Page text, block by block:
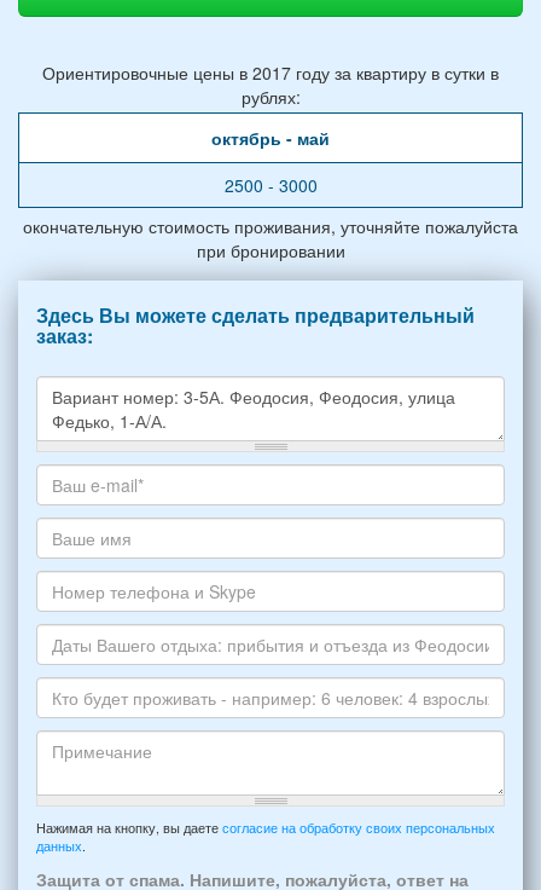
Ориентировочные цены в 2017 году за квартиру в сутки в
рублях:
октябрь - май
2500 - 3000
окончательную стоимость проживания, уточняйте пожалуйста
при бронировании
Здесь Вы можете сделать предварительный
заказ:
Какое
жилье
хотите
снять,
укажите
пожалуйста
НОМЕР
варианта:
*
Ваш
адрес
электронной
почты
*
Ваше
имя
Номер
телефона
и
Skype
Даты
Вашего
отдыха:
прибытия
отъезда
из
Феодосии:
*
Кто
будет
-
например:
6
человек:
Примечание
Нажимая на кнопку, вы даете согласие на обработку своих персональных
данных
Защита от спама. Напишите, пожалуйста, ответ на